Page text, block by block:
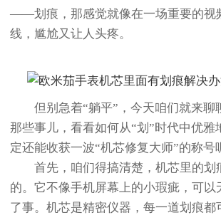
——划痕，那感觉就像在一场重要的视
线，尴尬又让人头疼。
但别急着“躺平”，今天咱们就来聊
那些事儿，看看如何从“划”时代中优雅
定还能收获一波“机芯修复大师”的称号
首先，咱们得搞清楚，机芯里的划
的。它不像手机屏幕上的小瑕疵，可以
了事。机芯是精密仪器，每一道划痕都